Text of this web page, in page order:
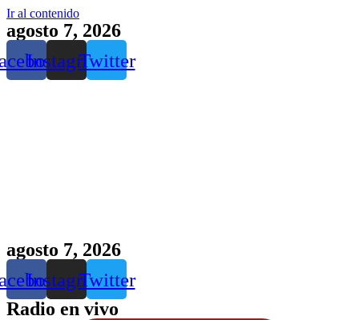
Ir al contenido
agosto 7, 2026
InstagramTwitter
agosto 7, 2026
InstagramTwitter
Radio en vivo